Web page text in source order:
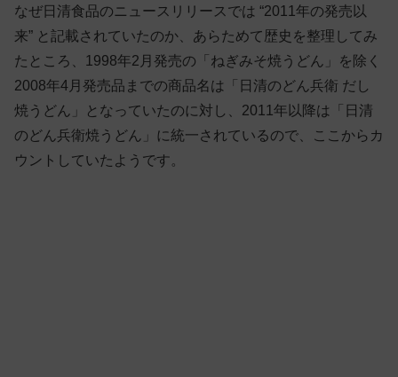
なぜ日清食品のニュースリリースでは “2011年の発売以
来” と記載されていたのか、あらためて歴史を整理してみ
たところ、1998年2月発売の「ねぎみそ焼うどん」を除く
2008年4月発売品までの商品名は「日清のどん兵衛 だし
焼うどん」となっていたのに対し、2011年以降は「日清
のどん兵衛焼うどん」に統一されているので、ここからカ
ウントしていたようです。